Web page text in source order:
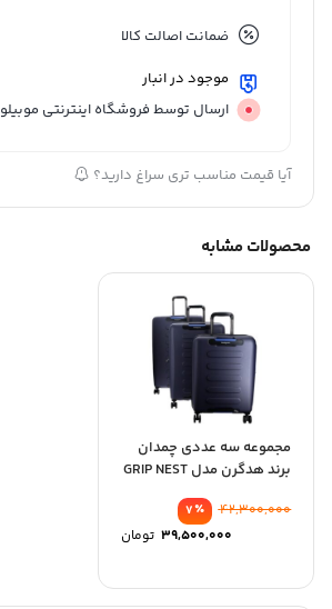
ضمانت اصالت کالا
موجود در انبار
ارسال توسط فروشگاه اینترنتی موبیلو
آیا قیمت مناسب تری سراغ دارید؟
محصولات مشابه
مجموعه سه عددی چمدان
برند هدگرن مدل GRIP NEST
٪7
42,300,000
39,500,000 تومان